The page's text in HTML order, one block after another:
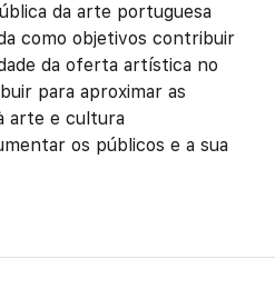
da arte portuguesa
como objetivos contribuir
da oferta artística no
para aproximar as
arte e cultura
os públicos e a sua